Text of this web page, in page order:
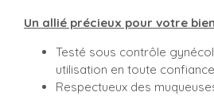
Un allié précieux pour votre
Testé sous contrôle
utilisation en toute
Respectueux des